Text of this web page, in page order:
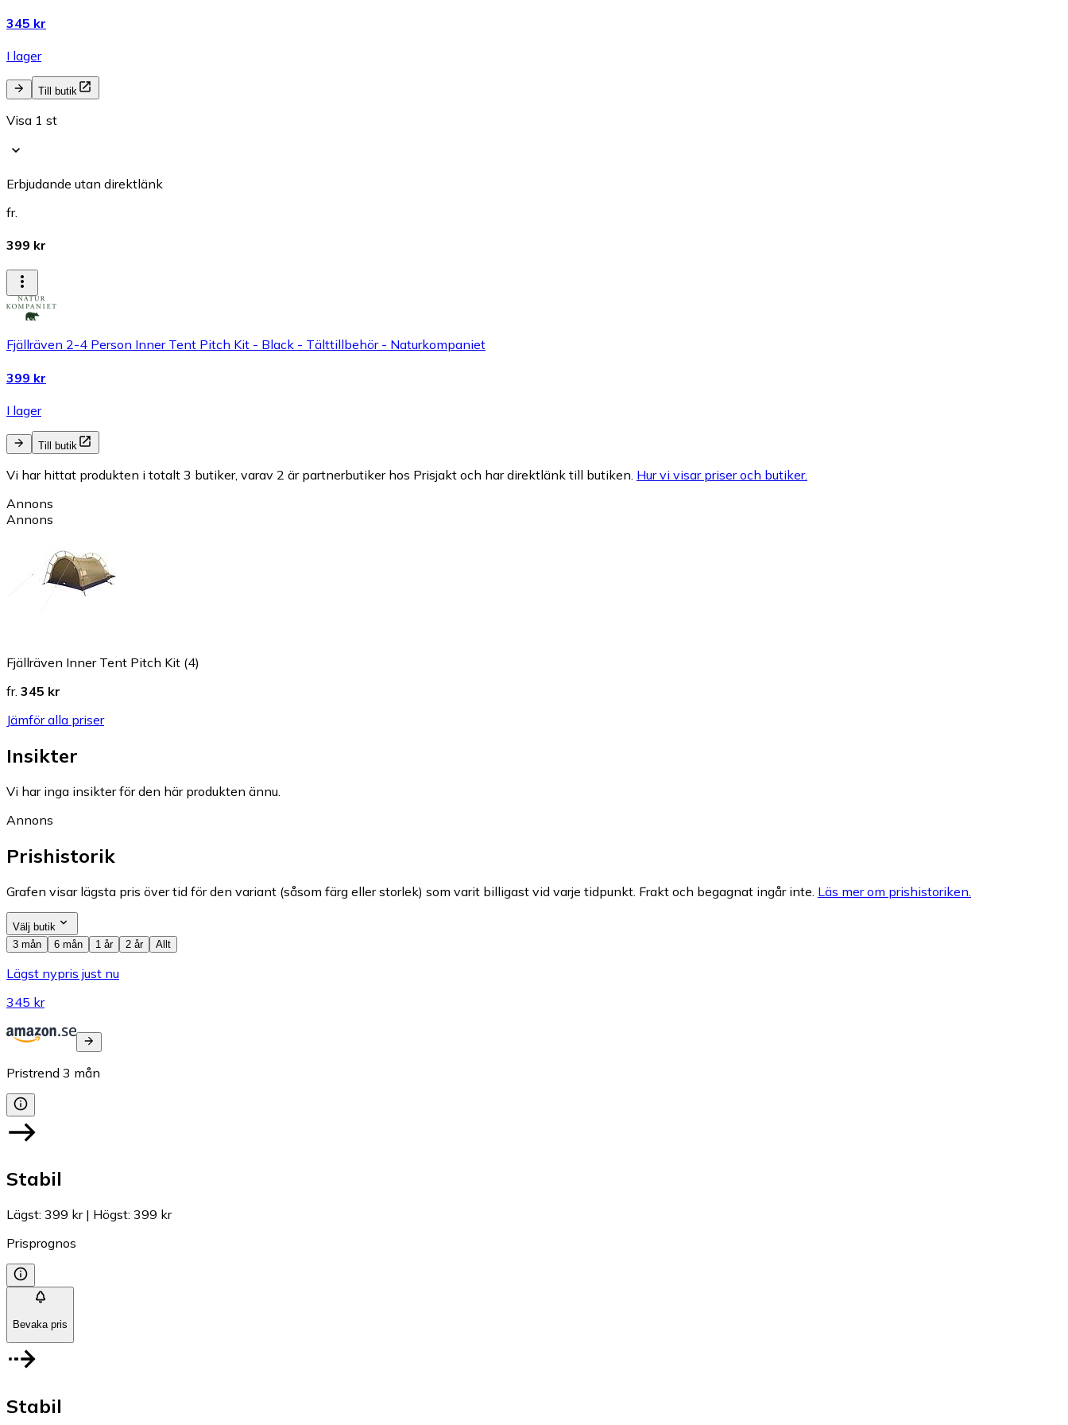
345 kr
I lager
Till butik
Visa 1 st
Erbjudande utan direktlänk
fr.
399 kr
Fjällräven 2-4 Person Inner Tent Pitch Kit - Black - Tälttillbehör - Naturkompaniet
399 kr
I lager
Till butik
Vi har hittat produkten i totalt 3 butiker, varav 2 är partnerbutiker hos Prisjakt och har direktlänk till butiken. Hur vi visar priser och butiker.
Annons
Annons
Fjällräven Inner Tent Pitch Kit (4)
fr. 345 kr
Jämför alla priser
Insikter
Vi har inga insikter för den här produkten ännu.
Annons
Prishistorik
Grafen visar lägsta pris över tid för den variant (såsom färg eller storlek) som varit billigast vid varje tidpunkt. Frakt och begagnat ingår inte. Läs mer om prishistoriken.
Välj butik
3 mån
6 mån 1 år 2 år Allt
Lägst nypris just nu
345 kr
Pristrend 3 mån
Stabil
Lägst: 399 kr| Högst: 399 kr
Prisprognos
Bevaka pris
Stabil